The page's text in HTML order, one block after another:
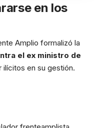
en los
Amplio formalizó la
el ex ministro de
ilícitos en su gestión.